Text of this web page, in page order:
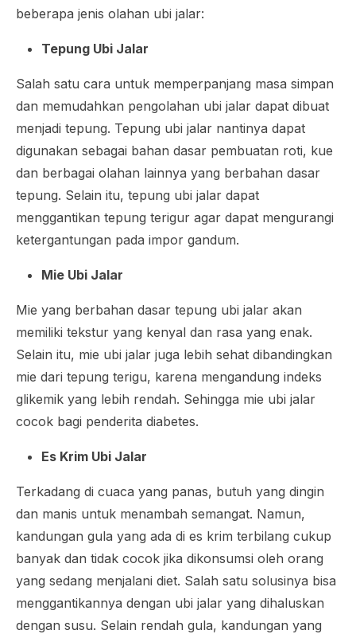
beberapa jenis olahan ubi jalar:
Tepung Ubi Jalar
Salah satu cara untuk memperpanjang masa simpan
dan memudahkan pengolahan ubi jalar dapat dibuat
menjadi tepung. Tepung ubi jalar nantinya dapat
digunakan sebagai bahan dasar pembuatan roti, kue
dan berbagai olahan lainnya yang berbahan dasar
tepung. Selain itu, tepung ubi jalar dapat
menggantikan tepung terigur agar dapat mengurangi
ketergantungan pada impor gandum.
Mie Ubi Jalar
Mie yang berbahan dasar tepung ubi jalar akan
memiliki tekstur yang kenyal dan rasa yang enak.
Selain itu, mie ubi jalar juga lebih sehat dibandingkan
mie dari tepung terigu, karena mengandung indeks
glikemik yang lebih rendah. Sehingga mie ubi jalar
cocok bagi penderita diabetes.
Es Krim Ubi Jalar
Terkadang di cuaca yang panas, butuh yang dingin
dan manis untuk menambah semangat. Namun,
kandungan gula yang ada di es krim terbilang cukup
banyak dan tidak cocok jika dikonsumsi oleh orang
yang sedang menjalani diet. Salah satu solusinya bisa
menggantikannya dengan ubi jalar yang dihaluskan
dengan susu. Selain rendah gula, kandungan yang